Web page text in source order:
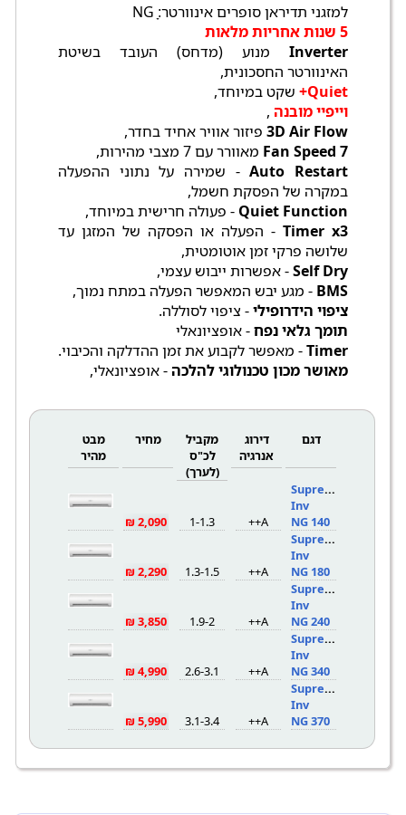
למזגני תדיראן סופרים אינוורטר:ָ NG
5 שנות אחריות מלאות
Inverter מנוע (מדחס) העובד בשיטת
האינוורטר החסכונית,
Quiet+
שקט במיוחד,
וייפיי מובנה ,
3D Air Flow פיזור אוויר אחיד בחדר,
7 Fan Speed
מאוורר עם 7 מצבי מהירות,
Auto Restart- שמירה על נתוני ההפעלה
במקרה של הפסקת חשמל,
Quiet Function - פעולה חרישית במיוחד,
Timer x3 - הפעלה או הפסקה של המזגן עד
שלושה פרקי זמן אוטומטית,
Self Dry- אפשרות ייבוש עצמי,
BMS - מגע יבש המאפשר הפעלה במתח נמוך,
ציפוי הידרופילי- ציפוי לסוללה.
תומך גלאי נפח- אופציונאלי
Timer- מאפשר לקבוע את זמן ההדלקה והכיבוי.
מאושר מכון טכנולוגי להלכה- אופציונאלי,
דגם
דירוג
אנרגיה
מקביל
לכ"ס
(לערך)
מחיר
מבט
מהיר
Supreme
Inv
NG 140
A++
1-1.3
2,090 ₪
Supreme
Inv
NG 180
A++
1.3-1.5
2,290 ₪
Supreme
Inv
NG 240
A++
1.9-2
3,850 ₪
Supreme
Inv
NG 340
A++
2.6-3.1
4,990 ₪
Supreme
Inv
NG 370
A++
3.1-3.4
5,990 ₪